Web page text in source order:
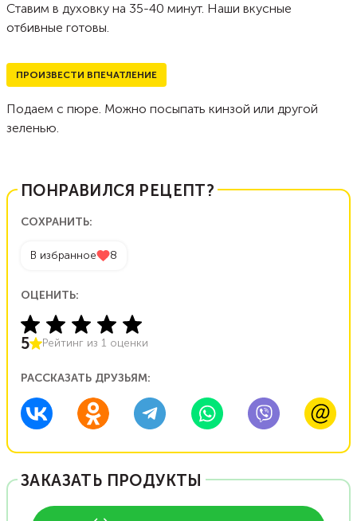
Ставим в духовку на 35-40 минут. Наши вкусные
отбивные готовы.
ПРОИЗВЕСТИ ВПЕЧАТЛЕНИЕ
Подаем с пюре. Можно посыпать кинзой или другой
зеленью.
ПОНРАВИЛСЯ РЕЦЕПТ?
СОХРАНИТЬ:
В избранное 8
ОЦЕНИТЬ:
5 Рейтинг из 1 оценки
РАССКАЗАТЬ ДРУЗЬЯМ:
ЗАКАЗАТЬ ПРОДУКТЫ